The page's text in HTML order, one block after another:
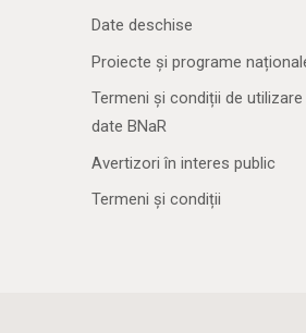
Date deschise
Proiecte și programe
Termeni și condiții de
date BNaR
Avertizori în interes public
Termeni și condiții